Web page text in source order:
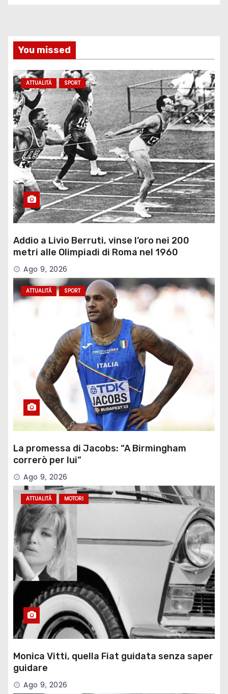
You missed
ATTUALITÀ SPORT
Addio a Livio Berruti, vinse l’oro nei 200
metri alle Olimpiadi di Roma nel 1960
Ago 9, 2026
ATTUALITÀ SPORT
La promessa di Jacobs: “A Birmingham
correrò per lui”
Ago 9, 2026
ATTUALITÀ MOTORI
Monica Vitti, quella Fiat guidata senza saper
guidare
Ago 9, 2026